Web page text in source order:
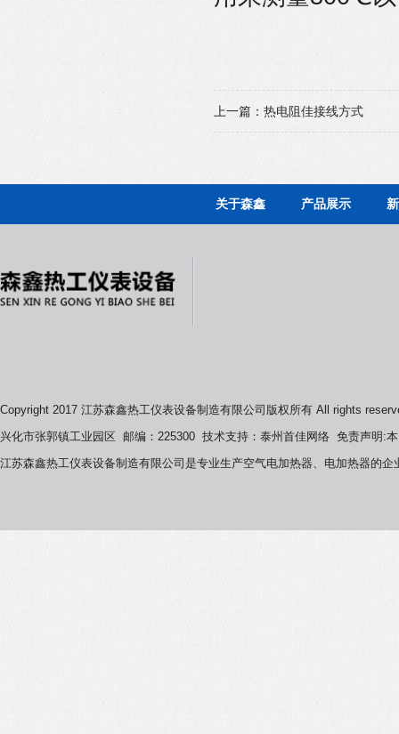
上一篇： 热电阻佳接线方式
关于森鑫 产品展示
Copyright 2017 江苏森鑫热工仪表设备制造有限公司版权所有 All rights
兴化市张郭镇工业园区 邮编：225300 技术支持：泰州首佳网络 免责声明:
江苏森鑫热工仪表设备制造有限公司是专业生产空气电加热器、电加热器的企